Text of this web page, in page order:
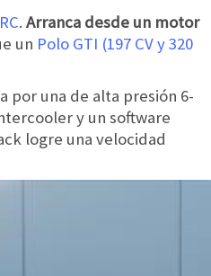
. Arranca desde un motor
un Polo GTI (197 CV y 320
por una de alta presión 6-
y un software
logre una velocidad